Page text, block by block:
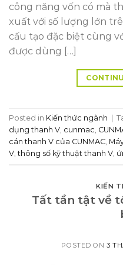
công năng vốn có mà
xuất với số lượng lớn
cấu tạo đặc biệt cùng
được dùng […]
Posted in Kiến thức ngành
dụng thanh V, cunmac,
cán thanh V của CUNMAC,
V,thông số kỹ thuật thanh V,
KIẾN
Tất tần tật về
POSTED ON3